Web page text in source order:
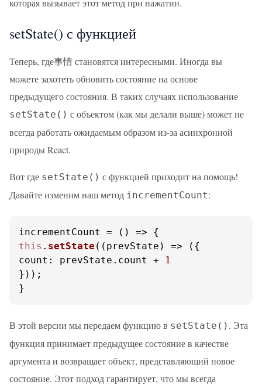
которая вызывает этот метод при нажатии.
setState() с функцией
Теперь, где事情 становятся интересными. Иногда вы
можете захотеть обновить состояние на основе
предыдущего состояния. В таких случаях использование
setState() с объектом (как мы делали выше) может не
всегда работать ожидаемым образом из-за асинхронной
природы React.
Вот где setState() с функцией приходит на помощь!
Давайте изменим наш метод incrementCount:
incrementCount = () =>
this . setState ( ( prevState ) =>
count : prevState. count +
1
}));
}
В этой версии мы передаем функцию в setState() . Эта
функция принимает предыдущее состояние в качестве
аргумента и возвращает объект, представляющий новое
состояние. Этот подход гарантирует, что мы всегда